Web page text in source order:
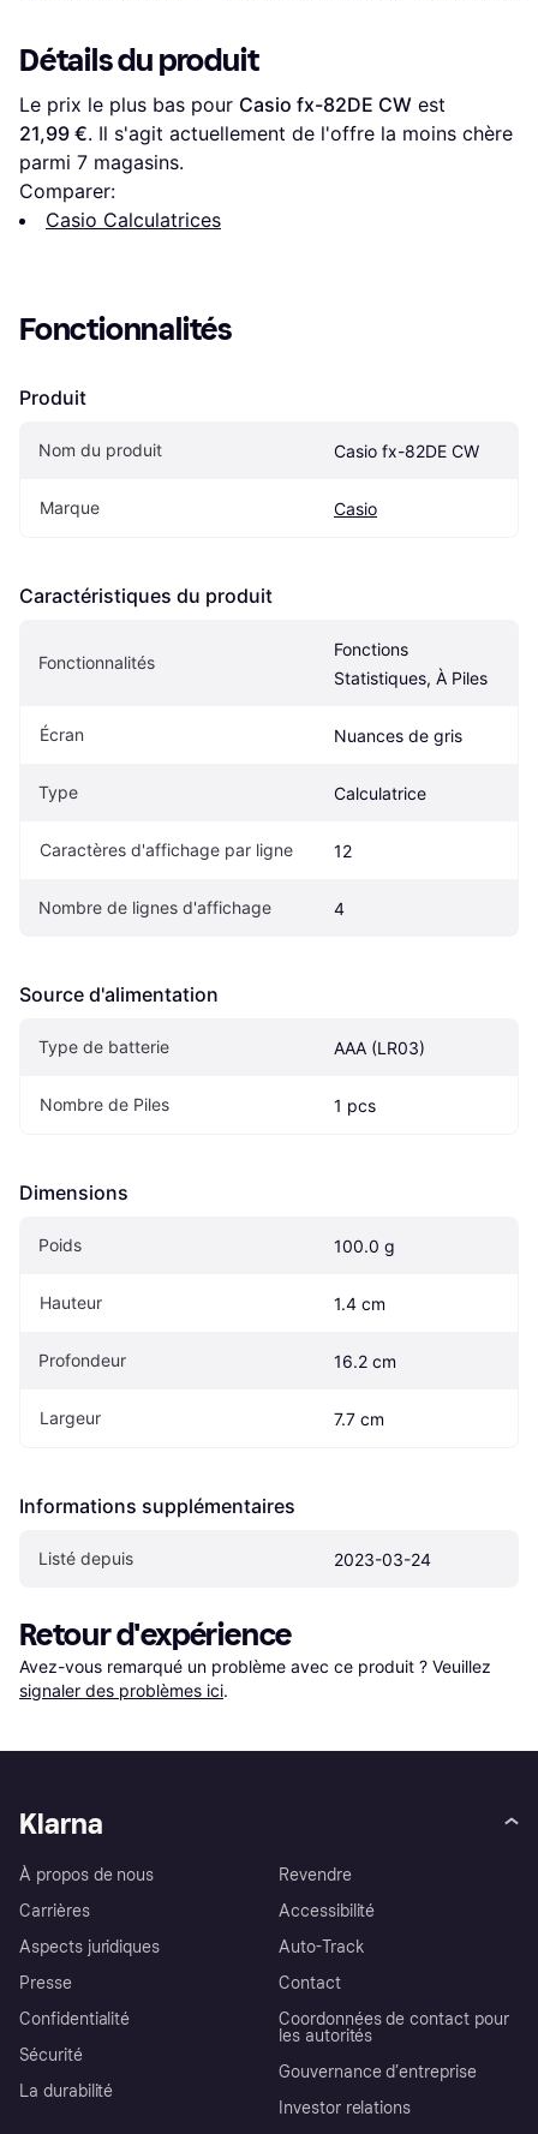
Détails du produit
Le prix le plus bas pour Casio fx-82DE CW
21,99 €. Il s'agit actuellement de l'offre la moins chère
parmi 7 magasins.
Comparer:
Casio Calculatrices
Fonctionnalités
Produit
Nom du produit Casio fx-82DE CW
Marque Casio
Caractéristiques du produit
Fonctionnalités
Fonctions
Statistiques, À Piles
Écran Nuances de gris
Type Calculatrice
Caractères d'affichage par ligne 12
Nombre de lignes d'affichage 4
Source d'alimentation
Type de batterie AAA (LR03)
Nombre de Piles 1 pcs
Dimensions
Poids 100.0 g
Hauteur 1.4 cm
Profondeur 16.2 cm
Largeur 7.7 cm
Informations supplémentaires
Listé depuis 2023-03-24
Retour d'expérience
Avez-vous remarqué un problème avec ce produit ? Veuillez
signaler des problèmes ici.
Klarna
À propos de nous
Carrières
Aspects juridiques
Presse
Confidentialité
Sécurité
La durabilité
Revendre
Accessibilité
Auto-Track
Contact
Coordonnées de contact pour
les autorités
Gouvernance d’entreprise
Investor relations